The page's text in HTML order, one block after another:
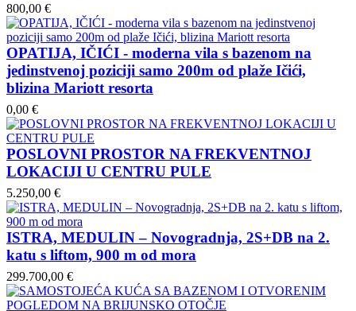
800,00 €
OPATIJA, IČIĆI - moderna vila s bazenom na
jedinstvenoj poziciji samo 200m od plaže Ičići,
blizina Mariott resorta
0,00 €
POSLOVNI PROSTOR NA FREKVENTNOJ
LOKACIJI U CENTRU PULE
5.250,00 €
ISTRA, MEDULIN – Novogradnja, 2S+DB na 2.
katu s liftom, 900 m od mora
299.700,00 €